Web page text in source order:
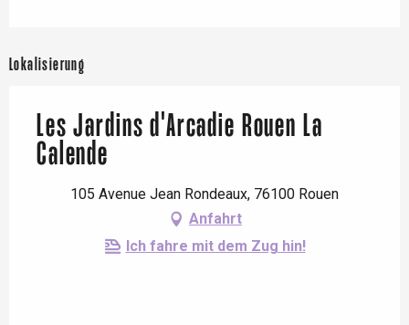
Lokalisierung
Les Jardins d'Arcadie Rouen La
Calende
105 Avenue Jean Rondeaux, 76100 Rouen
Anfahrt
Ich fahre mit dem Zug hin!